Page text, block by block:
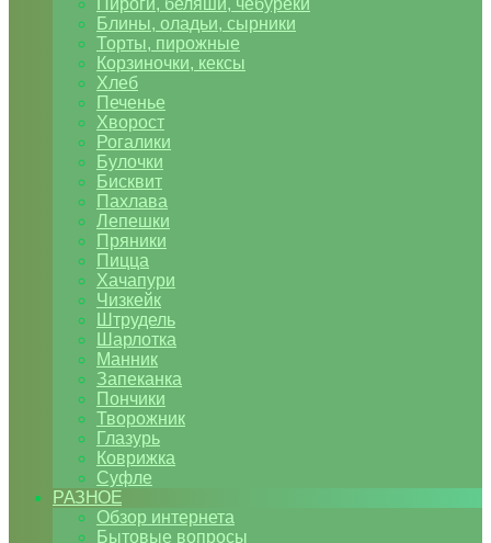
Пироги, беляши, чебуреки
Блины, оладьи, сырники
Торты, пирожные
Корзиночки, кексы
Хлеб
Печенье
Хворост
Рогалики
Булочки
Бисквит
Пахлава
Лепешки
Пряники
Пицца
Хачапури
Чизкейк
Штрудель
Шарлотка
Манник
Запеканка
Пончики
Творожник
Глазурь
Коврижка
Суфле
РАЗНОЕ
Обзор интернета
Бытовые вопросы